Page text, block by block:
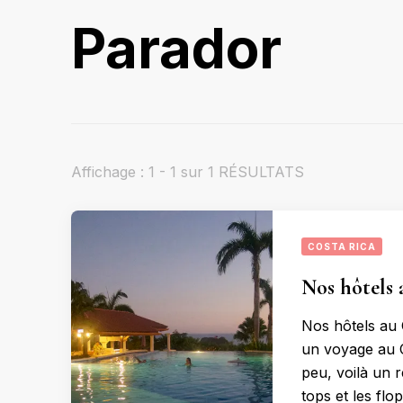
Parador
Affichage : 1 - 1 sur 1 RÉSULTATS
COSTA RICA
Nos hôtels
Nos hôtels au
un voyage au
peu, voilà un
tops et les